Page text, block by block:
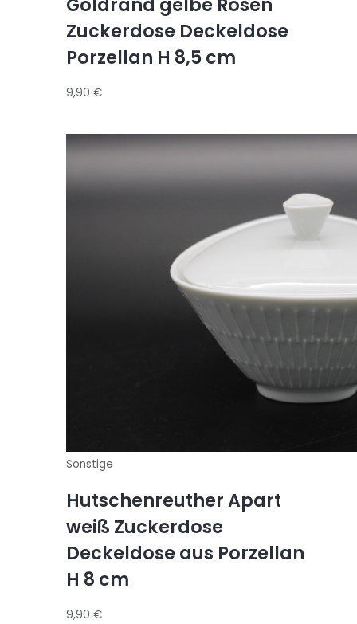
Goldrand gelbe Rosen
Zuckerdose Deckeldose
Porzellan H 8,5 cm
9,90 €
Sonstige
Hutschenreuther Apart
weiß Zuckerdose
Deckeldose aus Porzellan
H 8 cm
9,90 €